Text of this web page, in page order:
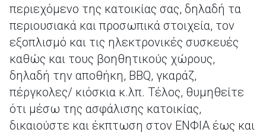
περιεχόμενο της κατοικίας σας, δηλαδή τα
περιουσιακά και προσωπικά στοιχεία, τον
εξοπλισμό και τις ηλεκτρονικές συσκευές
καθώς και τους βοηθητικούς χώρους,
δηλαδή την αποθήκη, ΒΒQ, γκαράζ,
πέργκολες/ κιόσκια κ.λπ. Τέλος, θυμηθείτε
ότι μέσω της ασφάλισης κατοικίας,
δικαιούστε και έκπτωση στον ΕΝΦΙΑ έως και